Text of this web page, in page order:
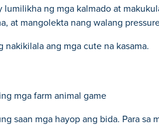
ng mga kalmado at
at mangolekta nang walang
ang mga cute na kasama.
mga farm animal game
saan mga hayop ang bida. Para sa